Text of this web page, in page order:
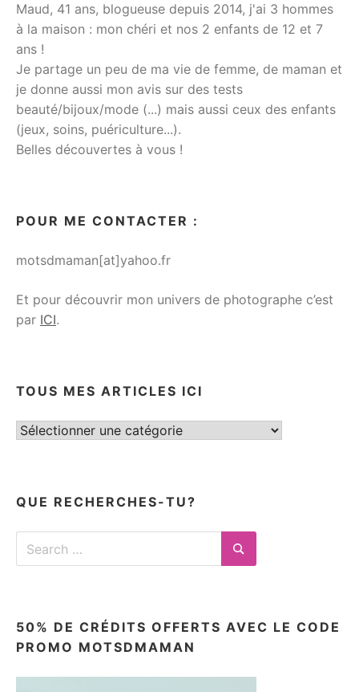
Maud, 41 ans, blogueuse depuis 2014, j'ai 3 hommes
à la maison : mon chéri et nos 2 enfants de 12 et 7
ans !
Je partage un peu de ma vie de femme, de maman et
je donne aussi mon avis sur des tests
beauté/bijoux/mode (...) mais aussi ceux des enfants
(jeux, soins, puériculture...).
Belles découvertes à vous !
POUR ME CONTACTER :
motsdmaman[at]yahoo.fr
Et pour découvrir mon univers de photographe c’est
par ICI.
TOUS MES ARTICLES ICI
Tous
QUE RECHERCHES-TU?
Search
for:
Search
50% DE CRÉDITS OFFERTS AVEC LE CODE
PROMO MOTSDMAMAN